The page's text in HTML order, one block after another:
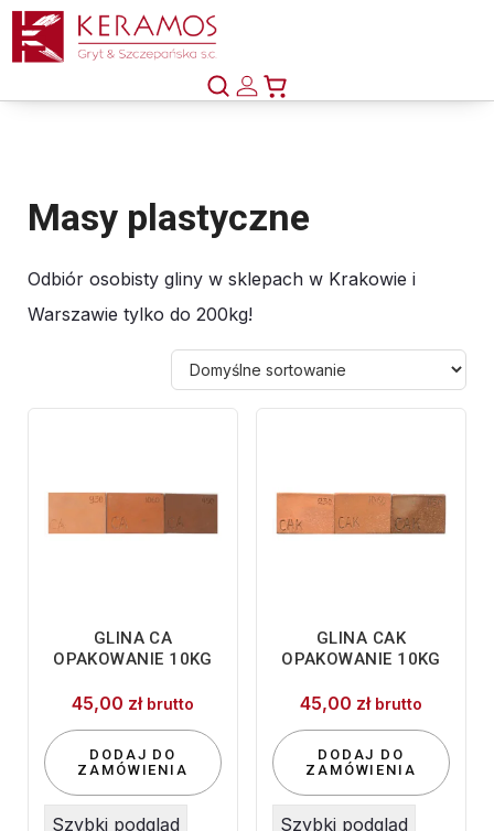
Masy plastyczne
Odbiór osobisty gliny w sklepach w Krakowie i
Warszawie tylko do 200kg!
GLINA CA
OPAKOWANIE 10KG
45,00 zł brutto
DODAJ DO
ZAMÓWIENIA
Szybki podgląd
GLINA CAK
OPAKOWANIE 10KG
45,00 zł brutto
DODAJ DO
ZAMÓWIENIA
Szybki podgląd